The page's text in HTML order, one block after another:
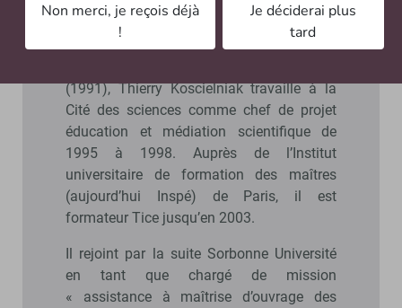
Le parcours de Thierry Koscielniak
Docteur en chimie et modélisation
(1991), Thierry Koscielniak travaille à la
Cité des sciences comme chef de projet
éducation et médiation scientifique de
1995 à 1998. Auprès de l’Institut
universitaire de formation des maîtres
(aujourd’hui Inspé) de Paris, il est
formateur Tice jusqu’en 2003.
Il rejoint par la suite Sorbonne Université
en tant que chargé de mission
« assistance à maîtrise d’ouvrage des
Non merci, je reçois déjà
!
Je déciderai plus
tard